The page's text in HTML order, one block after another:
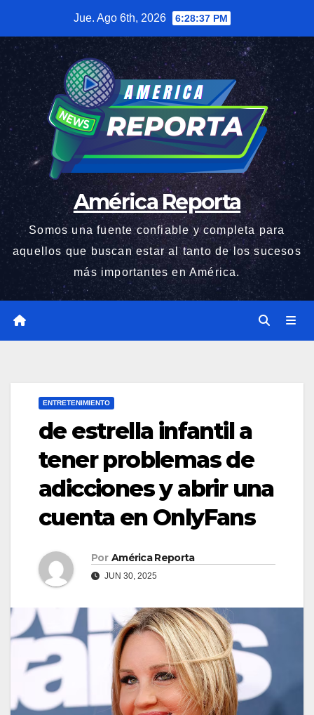
contenido
Jue. Ago 6th, 2026 6:28:38 PM
América Reporta
Somos una fuente confiable y completa para
aquellos que buscan estar al tanto de los sucesos
más importantes en América.
ENTRETENIMIENTO
de estrella infantil a
tener problemas de
adicciones y abrir una
cuenta en OnlyFans
Por América Reporta
JUN 30, 2025